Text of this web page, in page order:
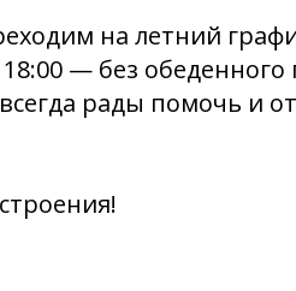
на летний
— без
рады помочь и